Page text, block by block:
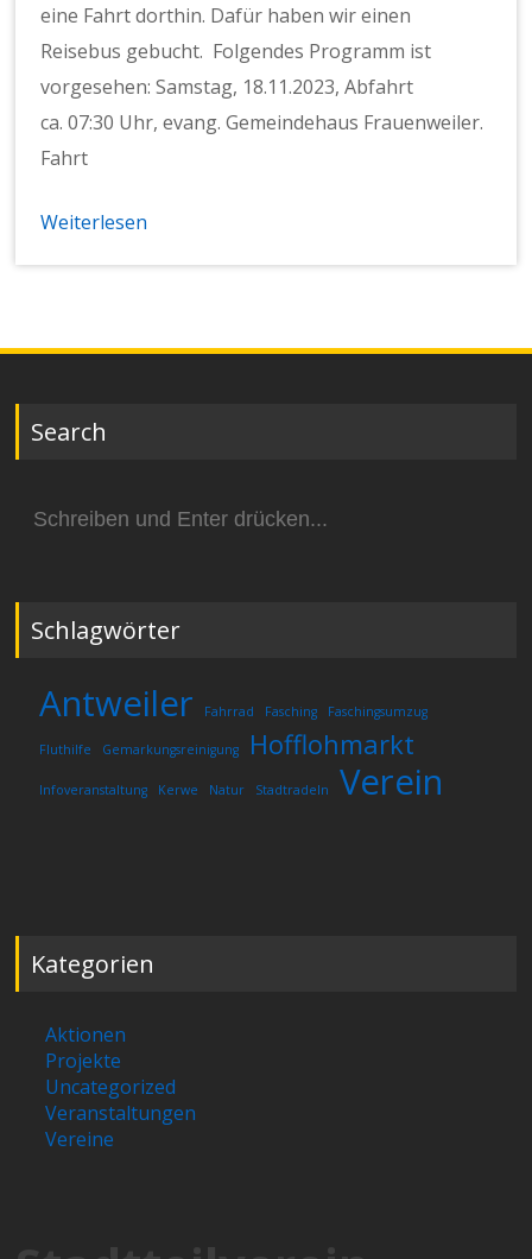
eine Fahrt dorthin. Dafür haben wir einen
Reisebus gebucht. Folgendes Programm ist
vorgesehen: Samstag, 18.11.2023, Abfahrt
ca. 07:30 Uhr, evang. Gemeindehaus Frauenweiler.
Fahrt
Weiterlesen
Search
nach:
Schlagwörter
Antweiler Fahrrad Fasching Faschingsumzug
Fluthilfe Gemarkungsreinigung Hofflohmarkt
Infoveranstaltung Kerwe Natur Stadtradeln Verein
Kategorien
Aktionen
Projekte
Uncategorized
Veranstaltungen
Vereine